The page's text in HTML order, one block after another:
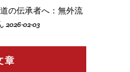
の伝承者へ：無外流
2026-02-03
章